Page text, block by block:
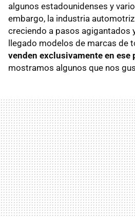
algunos estadounidenses y
embargo, la industria
creciendo a pasos agigantados
llegado modelos de marcas de
venden exclusivamente en ese
mostramos algunos que nos